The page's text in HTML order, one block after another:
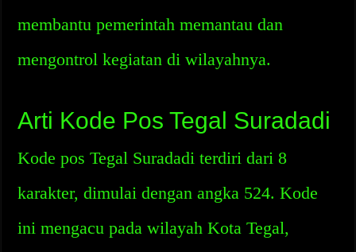
membantu pemerintah memantau dan
mengontrol kegiatan di wilayahnya.
Arti Kode Pos Tegal Suradadi
Kode pos Tegal Suradadi terdiri dari 8
karakter, dimulai dengan angka 524. Kode
ini mengacu pada wilayah Kota Tegal,